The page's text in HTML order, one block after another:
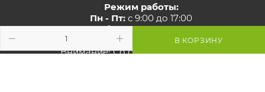
В КОРЗИНУ
Режим работы:
Пн - Пт: с 9:00 до 17:00
Сб - Вс:выходной
Внимание! Со стороны ул. Карвата